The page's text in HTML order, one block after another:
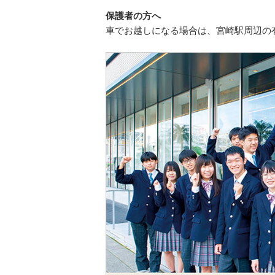
保護者の方へ
車でお越しになる場合は、宮崎駅周辺